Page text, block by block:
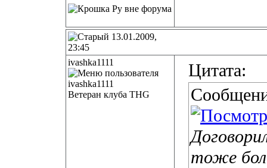
13.01.2009,
23:45
ivashka1111
Ветеран клуба THG
Цитата:
тоже